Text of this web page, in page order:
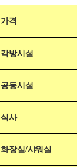
가격
각방시설
공동시설
식사
화장실/샤워실